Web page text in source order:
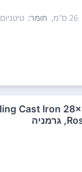
26 ס"מ, חומר: טיטניום